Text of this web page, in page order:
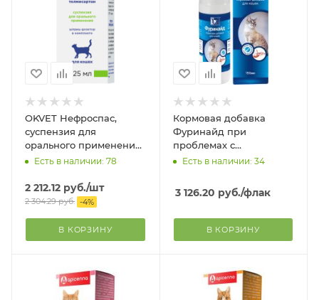
OKVET Нефроспас,
суспензия для
орального применения,
25 мл
Есть в наличии: 78
2 212.12 руб./шт
2 304.29руб. -4%
В КОРЗИНУ
Кормовая добавка
Фуринайд при
проблемах с
мочевыделительной
Есть в наличии: 34
3 126.20 руб./флак
В КОРЗИНУ